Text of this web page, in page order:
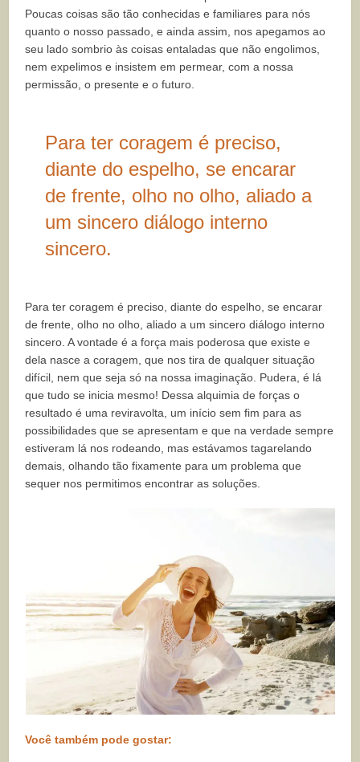
Poucas coisas são tão conhecidas e familiares para nós
quanto o nosso passado, e ainda assim, nos apegamos ao
seu lado sombrio às coisas entaladas que não engolimos,
nem expelimos e insistem em permear, com a nossa
permissão, o presente e o futuro.
Para ter coragem é preciso,
diante do espelho, se encarar
de frente, olho no olho, aliado a
um sincero diálogo interno
sincero.
Para ter coragem é preciso, diante do espelho, se encarar
de frente, olho no olho, aliado a um sincero diálogo interno
sincero. A vontade é a força mais poderosa que existe e
dela nasce a coragem, que nos tira de qualquer situação
difícil, nem que seja só na nossa imaginação. Pudera, é lá
que tudo se inicia mesmo! Dessa alquimia de forças o
resultado é uma reviravolta, um início sem fim para as
possibilidades que se apresentam e que na verdade sempre
estiveram lá nos rodeando, mas estávamos tagarelando
demais, olhando tão fixamente para um problema que
sequer nos permitimos encontrar as soluções.
Você também pode gostar: